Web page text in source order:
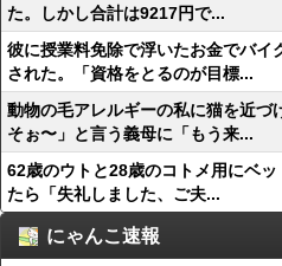
た。しかし合計は9217円で...
彼に授業料免除で浮いたお金でバイ
された。「資格をとるのが目標...
動物の毛アレルギーの私に猫を近づ
そぉ〜」と言う義母に「もう来...
62歳のウトと28歳のコトメ用にベ
たら「失礼しました、ご夫...
にゃんこ速報